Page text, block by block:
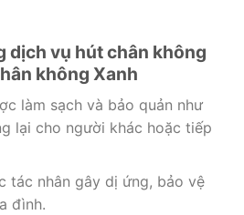
dịch vụ hút chân không
không Xanh
làm sạch và bảo quản như
lại cho người khác hoặc tiếp
tác nhân gây dị ứng, bảo vệ
đình.